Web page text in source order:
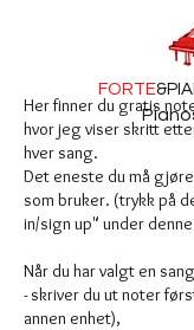
FORTE
Her finner du gratis
hvor jeg viser skritt
hver sang.
Det eneste du må
som bruker. (trykk på
in/sign up" under
Når du har valgt en
- skriver du ut noter
annen enhet),